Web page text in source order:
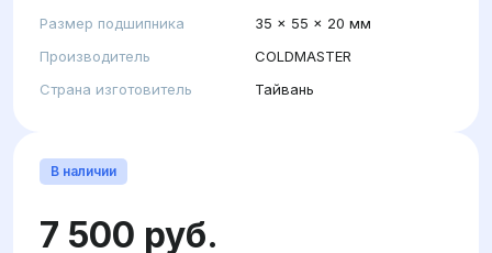
Размер подшипника
35 x 55 x 20 мм
Производитель
COLDMASTER
Страна изготовитель
Тайвань
В наличии
7 500 руб.